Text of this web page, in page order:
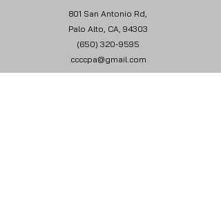
801 San Antonio Rd,
Palo Alto, CA, 94303
(650) 320-9595
ccccpa@gmail.com